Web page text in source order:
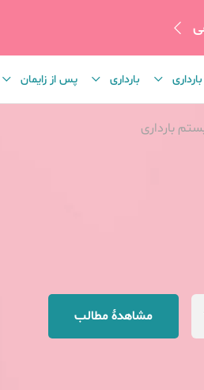
بارداری پس از زایمان
بارداری
مشاهدهٔ مطالب